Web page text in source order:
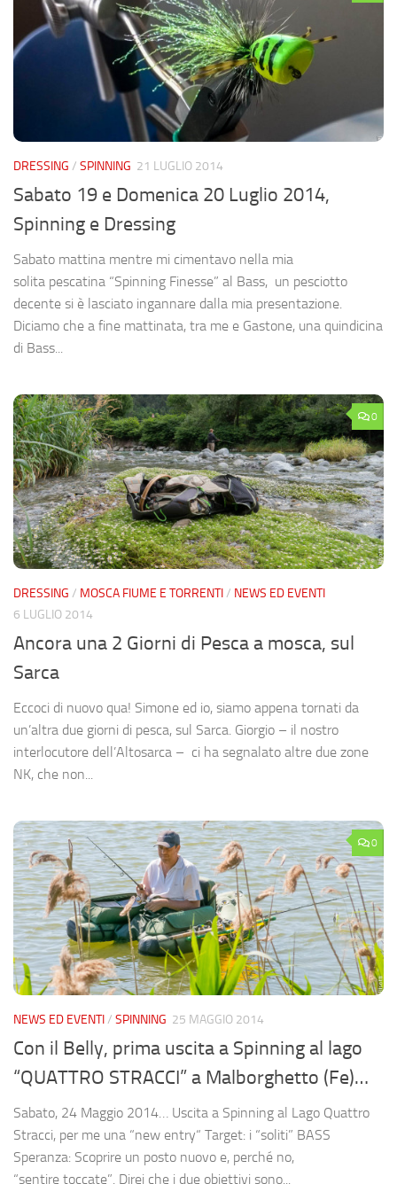
DRESSING / SPINNING 21 LUGLIO 2014
Sabato 19 e Domenica 20 Luglio 2014,
Spinning e Dressing
Sabato mattina mentre mi cimentavo nella mia
solita pescatina “Spinning Finesse” al Bass, un pesciotto
decente si è lasciato ingannare dalla mia presentazione.
Diciamo che a fine mattinata, tra me e Gastone, una quindicina
di Bass...
0
DRESSING / MOSCA FIUME E TORRENTI/ NEWS ED EVENTI
6 LUGLIO 2014
Ancora una 2 Giorni di Pesca a mosca, sul
Sarca
Eccoci di nuovo qua! Simone ed io, siamo appena tornati da
un’altra due giorni di pesca, sul Sarca. Giorgio – il nostro
interlocutore dell’Altosarca – ci ha segnalato altre due zone
NK, che non...
0
NEWS ED EVENTI/ SPINNING 25 MAGGIO 2014
Con il Belly, prima uscita a Spinning al lago
“QUATTRO STRACCI” a Malborghetto (Fe)…
Sabato, 24 Maggio 2014… Uscita a Spinning al Lago Quattro
Stracci, per me una “new entry“ Target: i “soliti” BASS
Speranza: Scoprire un posto nuovo e, perché no,
“sentire toccate”. Direi che i due obiettivi sono...